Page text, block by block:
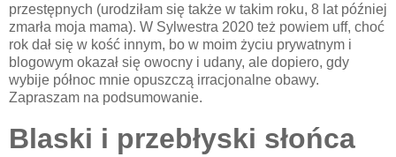
przestępnych (urodziłam się także w takim roku, 8 lat później
zmarła moja mama). W Sylwestra 2020 też powiem uff, choć
rok dał się w kość innym, bo w moim życiu prywatnym i
blogowym okazał się owocny i udany, ale dopiero, gdy
wybije północ mnie opuszczą irracjonalne obawy.
Zapraszam na podsumowanie.
Blaski i przebłyski słońca